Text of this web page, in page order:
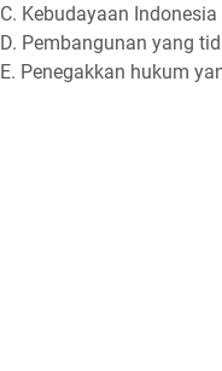
C. Kebudayaan
D. Pembangunan yang
E. Penegakkan hukum